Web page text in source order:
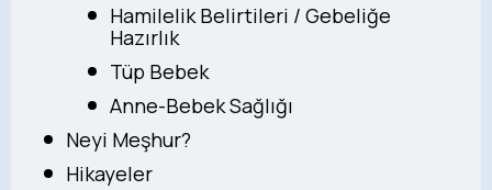
Hamilelik Belirtileri / Gebeliğe
Hazırlık
Tüp Bebek
Anne-Bebek Sağlığı
Neyi Meşhur?
Hikayeler